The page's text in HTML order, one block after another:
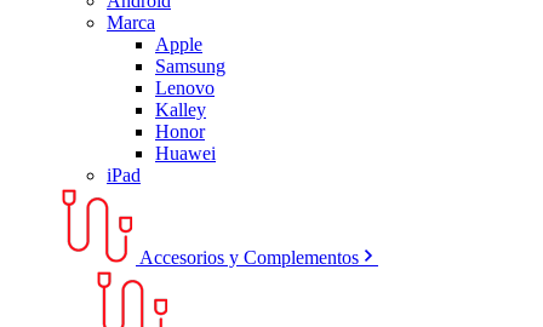
Marca
Apple
Samsung
Lenovo
Kalley
Honor
Huawei
iPad
Accesorios y Complementos